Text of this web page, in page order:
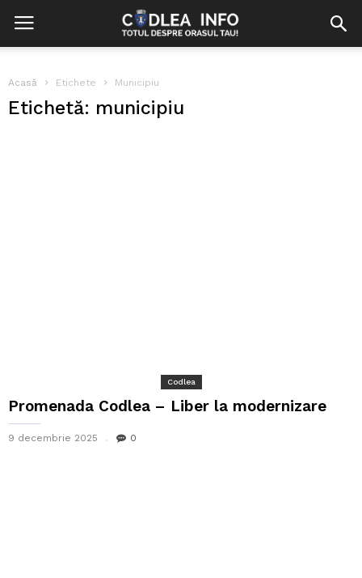
Acasă Etichete Municipiu
Etichetă: municipiu
Codlea
Promenada Codlea – Liber la modernizare
9 decembrie 2025 0